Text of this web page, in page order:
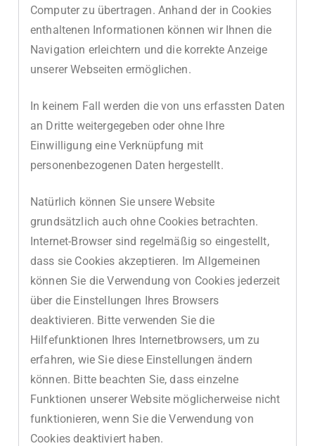
Computer zu übertragen. Anhand der in Cookies
enthaltenen Informationen können wir Ihnen die
Navigation erleichtern und die korrekte Anzeige
unserer Webseiten ermöglichen.
In keinem Fall werden die von uns erfassten Daten
an Dritte weitergegeben oder ohne Ihre
Einwilligung eine Verknüpfung mit
personenbezogenen Daten hergestellt.
Natürlich können Sie unsere Website
grundsätzlich auch ohne Cookies betrachten.
Internet-Browser sind regelmäßig so eingestellt,
dass sie Cookies akzeptieren. Im Allgemeinen
können Sie die Verwendung von Cookies jederzeit
über die Einstellungen Ihres Browsers
deaktivieren. Bitte verwenden Sie die
Hilfefunktionen Ihres Internetbrowsers, um zu
erfahren, wie Sie diese Einstellungen ändern
können. Bitte beachten Sie, dass einzelne
Funktionen unserer Website möglicherweise nicht
funktionieren, wenn Sie die Verwendung von
Cookies deaktiviert haben.